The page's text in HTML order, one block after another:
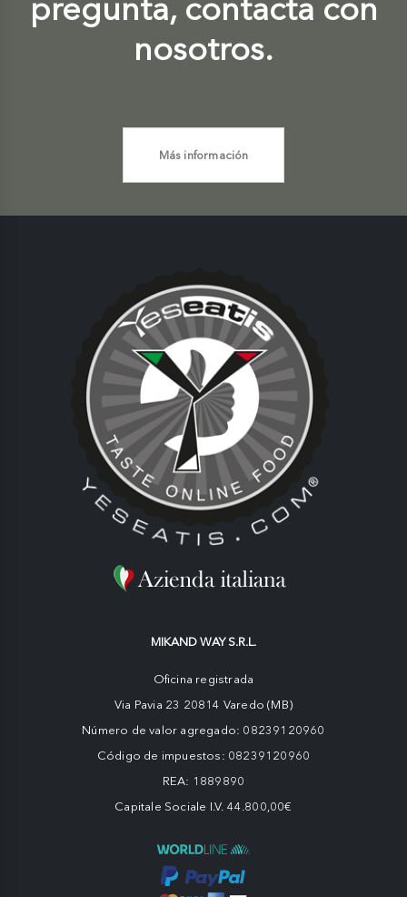
pregunta, contacta con
nosotros.
Más información
MIKAND WAY S.R.L.
Oficina registrada
Via Pavia 23 20814 Varedo (MB)
Número de valor agregado: 08239120960
Código de impuestos: 08239120960
REA: 1889890
Capitale Sociale I.V. 44.800,00€